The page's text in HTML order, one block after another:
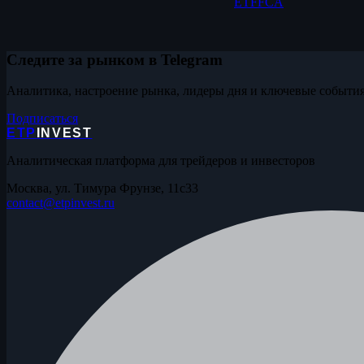
Следите за рынком в Telegram
Аналитика, настроение рынка, лидеры дня и ключевые
Подписаться
ETP
INVEST
Аналитическая платформа для трейдеров и инвесторов
Москва, ул. Тимура Фрунзе, 11с33
contact@etpinvest.ru